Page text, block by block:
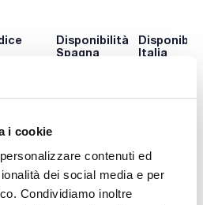
i cookie
contenuti ed
dei social media e per
Condividiamo inoltre
Disponibilità
Spagna
Italia
ns.uffici